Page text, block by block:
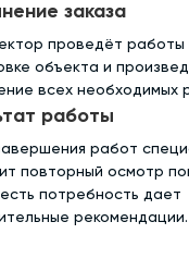
заказа
проведёт работы
объекта и
всех необходимых
работы
работ
повторный осмотр
потребность дает
рекомендации.